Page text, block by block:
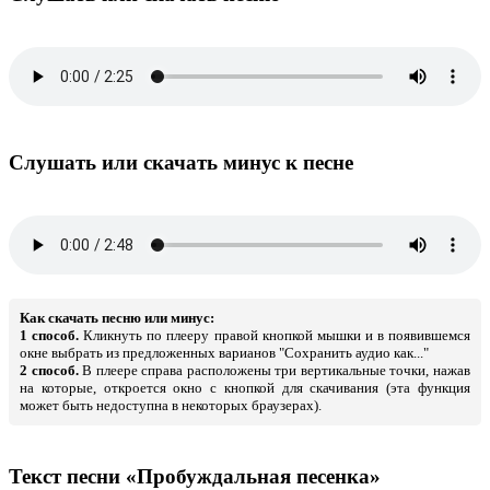
Слушать или скачать минус к песне
Как скачать песню или минус:
1 способ. Кликнуть по плееру правой кнопкой мышки и в появившемся
окне выбрать из предложенных варианов "Сохранить аудио как..."
2 способ.В плеере справа расположены три вертикальные точки, нажав
на которые, откроется окно с кнопкой для скачивания (эта функция
может быть недоступна в некоторых браузерах).
Текст песни «Пробуждальная песенка»